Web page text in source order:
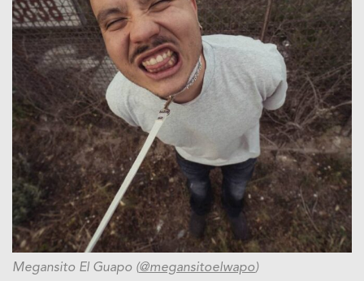
Megansito El Guapo (@megansitoelwapo)